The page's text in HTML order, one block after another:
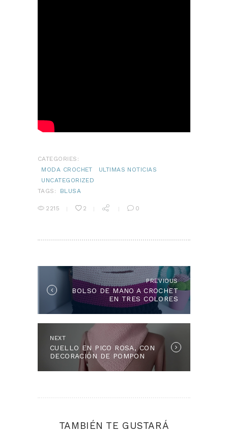
CATEGORIES:
MODA CROCHET
ULTIMAS NOTICIAS
UNCATEGORIZED
TAGS:
BLUSA
2215 2 0
ENTRADAS
PREVIOUSPrevious
post:
BOLSO DE MANO A CROCHET
EN TRES COLORES
NEXT
post:
CUELLO EN PICO ROSA, CON
DECORACIÓN DE POMPON
TAMBIÉN TE GUSTARÁ